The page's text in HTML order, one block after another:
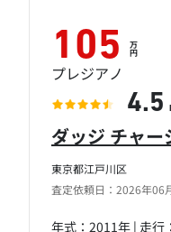
東京都江戸川区
査定依頼日：2026年06
ダッジ チャ
年式：2011年 | 走行
105 万
円
プレジアノ
4.5